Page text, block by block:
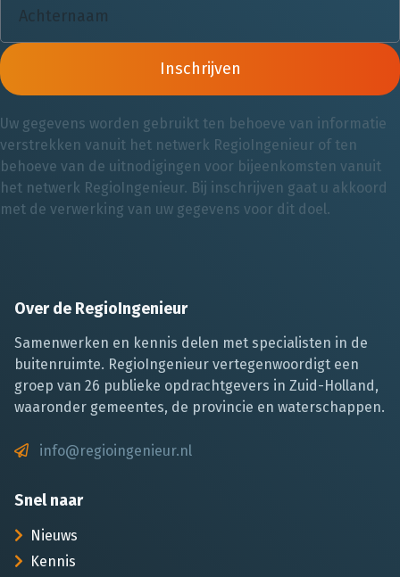
Inschrijven
Uw gegevens worden gebruikt ten behoeve van informatie
verstrekken vanuit het netwerk RegioIngenieur of ten
behoeve van de uitnodigingen voor bijeenkomsten vanuit
het netwerk RegioIngenieur. Bij inschrijven gaat u akkoord
met de verwerking van uw gegevens voor dit doel.
Over de RegioIngenieur
Samenwerken en kennis delen met specialisten in de
buitenruimte. RegioIngenieur vertegenwoordigt een
groep van 26 publieke opdrachtgevers in Zuid-Holland,
waaronder gemeentes, de provincie en waterschappen.
info@regioingenieur.nl
Snel naar
Nieuws
Kennis